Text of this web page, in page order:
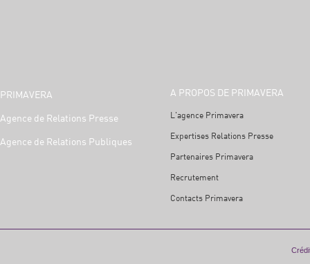
PRIMAVERA
Agence de Relations Presse
Agence de Relations Publiques
A PROPOS DE PRIMAVERA
L'agence Primavera
Expertises Relations Presse
Partenaires Primavera
Recrutement
Contacts Primavera